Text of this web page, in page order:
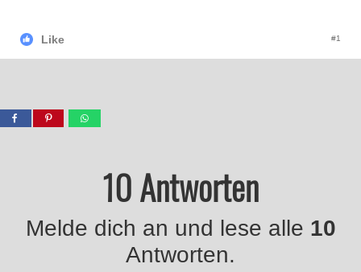
Like #1
10 Antworten
Melde dich an und lese alle 10
Antworten.